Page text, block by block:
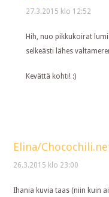
27.3.2015 klo 12:52
Hih, nuo pikkukoirat
selkeästi lähes
Kevättä kohti! :)
Elina/
26.3.2015 klo 23:00
Ihania kuvia taas (niin kuin